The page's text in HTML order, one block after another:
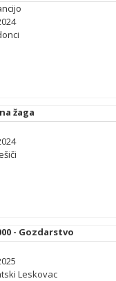
žaga
- Gozdarstvo
Leskovac